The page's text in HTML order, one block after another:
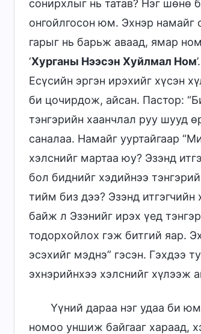
сонирхлыг нь татав? Нэг шөнө
онгойлгосон юм. Эхнэр намайг
гарыг нь барьж аваад, ямар
‘Хурганы Нээсэн Хуйлмал Ном
Есүсийн эргэн ирэхийг хүсэн
би цочирдож, айсан. Пастор:
тэнгэрийн хаанчлал руу шууд
саналаа. Намайг ууртайгаар
хэлснийг мартаа юу? Эзэнд
бол биднийг хэдийнээ
тийм биз дээ? Эзэнд итгэгчийн
байж л Эзэнийг ирэх үед
тодорхойлох гэж битгий яар.
эсэхийг мэднэ” гэсэн. Гэхдээ
эхнэрийнхээ хэлснийг хүлээж
Үүний дараа нэг удаа би
номоо уншиж байгааг хараад,